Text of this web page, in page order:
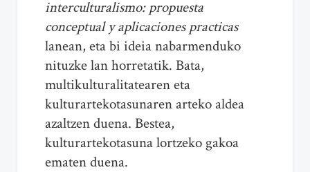
interculturalismo: propuesta
conceptual y aplicaciones practicas
lanean, eta bi ideia nabarmenduko
nituzke lan horretatik. Bata,
multikulturalitatearen eta
kulturartekotasunaren arteko aldea
azaltzen duena. Bestea,
kulturartekotasuna lortzeko gakoa
ematen duena.